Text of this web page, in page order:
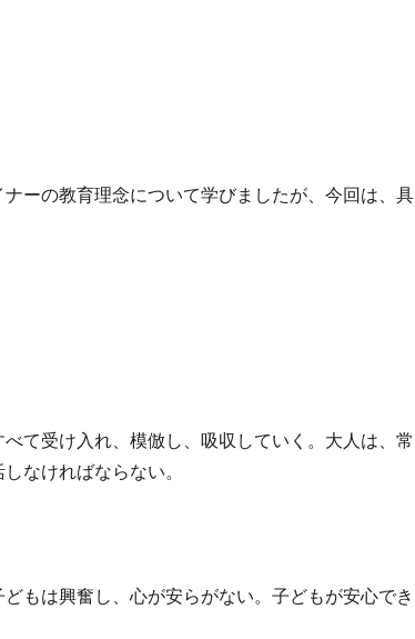
ナーの教育理念について学びましたが、今回は、具
て受け入れ、模倣し、吸収していく。大人は、常
なければならない。
もは興奮し、心が安らがない。子どもが安心でき